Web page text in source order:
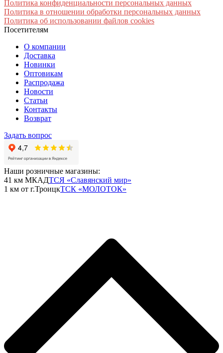
Политика конфиденциальности персональных данных
Политика в отношении обработки персональных данных
Политика об использовании файлов cookies
Посетителям
О компании
Доставка
Новинки
Оптовикам
Распродажа
Новости
Статьи
Контакты
Возврат
Задать вопрос
Наши розничные магазины:
41 км МКАДТСЯ «Славянский мир»
1 км от г.ТроицкТСК «МОЛОТОК»